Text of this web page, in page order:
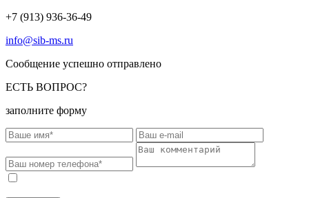
+7 (913) 936-36-49
info@sib-ms.ru
Сообщение успешно отправлено
ЕСТЬ ВОПРОС?
заполните форму